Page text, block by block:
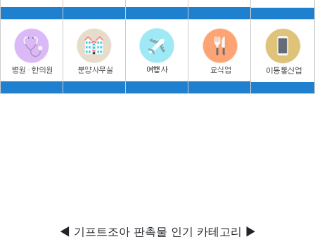
◀ 기프트조아 판촉물 인기 카테고리 ▶